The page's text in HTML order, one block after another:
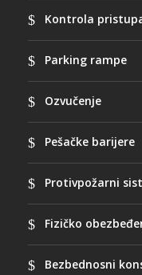
Kontrola
Parking rampe
Ozvučenje
Pešačke barijere
Protivpožarni
Fizičko
Bezbednosni